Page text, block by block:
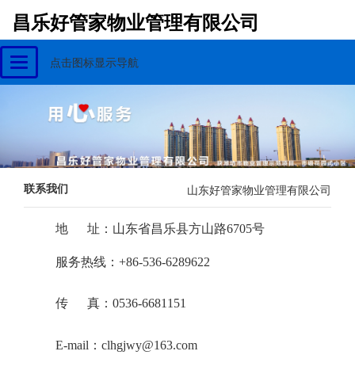
昌乐好管家物业管理有限公司
Toggle
navigation
点击图标显示导航
联系我们 山东好管家物业管理有限公司
地 址：山东省昌乐县方山路6705号
服务热线：+86-536-6289622
传 真：0536-6681151
E-mail： clhgjwy@163.com